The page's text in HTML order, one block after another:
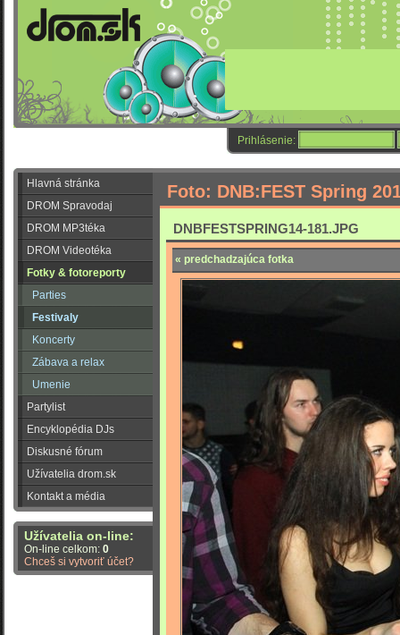
Prihlásenie:
Hlavná stránka
DROM Spravodaj
DROM MP3téka
DROM Videotéka
Fotky & fotoreporty
Parties
Festivaly
Koncerty
Zábava a relax
Umenie
Partylist
Encyklopédia DJs
Diskusné fórum
Užívatelia drom.sk
Kontakt a média
Užívatelia on-line:
On-line celkom: 0
Chceš si vytvoriť účet?
Foto: DNB:FEST Spring
DNBFESTSPRING14-181.JPG
« predchadzajúca fotka